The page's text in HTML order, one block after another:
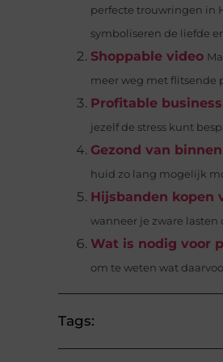
perfecte trouwringen in
symboliseren de liefde
Shoppable video
meer weg met flitsende
Profitable
jezelf de stress kunt
Gezond van
huid zo lang mogelijk
Hijsbanden kopen
wanneer je zware lasten
Wat is nodig voor
om te weten wat
Tags: